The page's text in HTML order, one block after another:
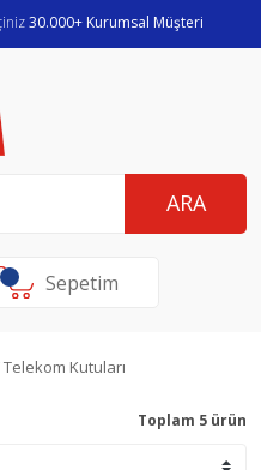
30.000+ Kurumsal Müşteri
ARA
Sepetim
Telekom Kutuları
Toplam 5 ürün